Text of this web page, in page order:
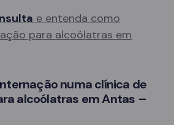
e entenda como
para alcoólatras em
numa clínica de
alcoólatras em Antas –